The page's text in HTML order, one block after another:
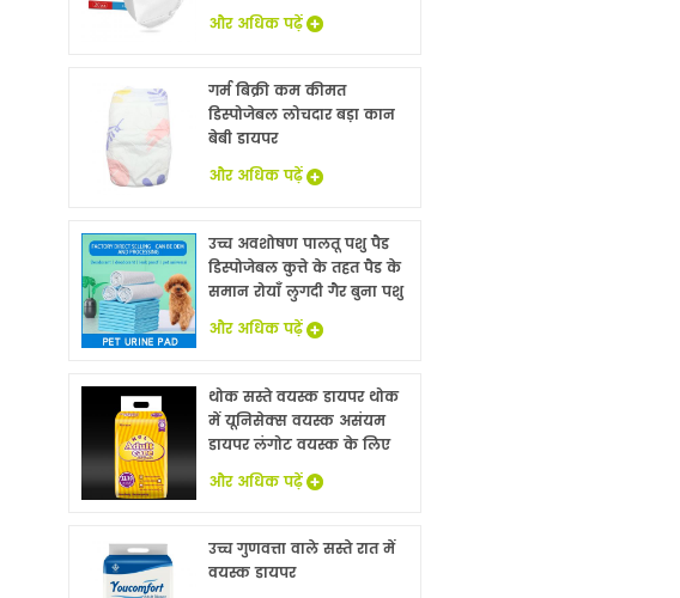
और अधिक पढ़ें
गर्म बिक्री कम कीमत
डिस्पोजेबल लोचदार बड़ा कान
बेबी डायपर
और अधिक पढ़ें
उच्च अवशोषण पालतू पशु पैड
डिस्पोजेबल कुत्ते के तहत पैड के
समान रोयाँ लुगदी गैर बुना पशु
बिस्तर चादरों थोक
और अधिक पढ़ें
थोक सस्ते वयस्क डायपर थोक
में यूनिसेक्स वयस्क असंयम
डायपर लंगोट वयस्क के लिए
नि: शुल्क नमूने
और अधिक पढ़ें
उच्च गुणवत्ता वाले सस्ते रात में
वयस्क डायपर